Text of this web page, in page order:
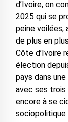
d’Ivoire, on
2025 qui se
peine voilées,
de plus en
Côte d’Ivoire
élection
pays dans
avec ses
encore à se